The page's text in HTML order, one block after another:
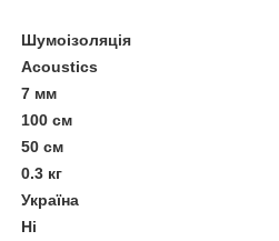
Шумоізоляція
Acoustics
7 мм
100 см
50 см
0.3 кг
Україна
Ні